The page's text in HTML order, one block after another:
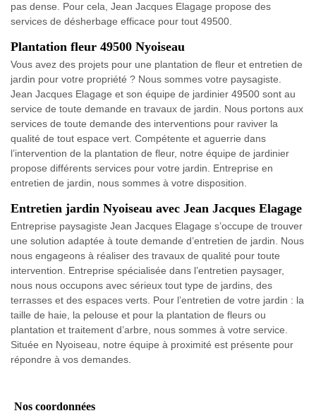
pas dense. Pour cela, Jean Jacques Elagage propose des
services de désherbage efficace pour tout 49500.
Plantation fleur 49500 Nyoiseau
Vous avez des projets pour une plantation de fleur et entretien de
jardin pour votre propriété ? Nous sommes votre paysagiste.
Jean Jacques Elagage et son équipe de jardinier 49500 sont au
service de toute demande en travaux de jardin. Nous portons aux
services de toute demande des interventions pour raviver la
qualité de tout espace vert. Compétente et aguerrie dans
l’intervention de la plantation de fleur, notre équipe de jardinier
propose différents services pour votre jardin. Entreprise en
entretien de jardin, nous sommes à votre disposition.
Entretien jardin Nyoiseau avec Jean Jacques Elagage
Entreprise paysagiste Jean Jacques Elagage s’occupe de trouver
une solution adaptée à toute demande d’entretien de jardin. Nous
nous engageons à réaliser des travaux de qualité pour toute
intervention. Entreprise spécialisée dans l’entretien paysager,
nous nous occupons avec sérieux tout type de jardins, des
terrasses et des espaces verts. Pour l’entretien de votre jardin : la
taille de haie, la pelouse et pour la plantation de fleurs ou
plantation et traitement d’arbre, nous sommes à votre service.
Située en Nyoiseau, notre équipe à proximité est présente pour
répondre à vos demandes.
Nos coordonnées